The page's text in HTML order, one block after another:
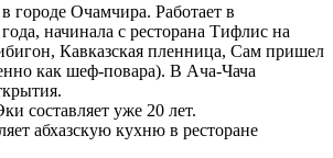
городе Очамчира. Работает в
начинала с ресторана Тифлис на
Кавказская пленница, Сам пришел
как шеф-повара). В Ача-Чача
составляет уже 20 лет.
абхазскую кухню в ресторане